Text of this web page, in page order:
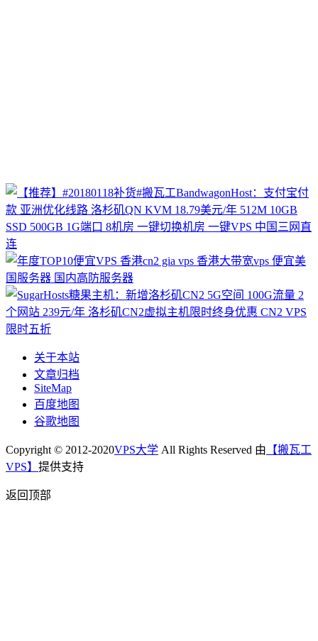
关于本站
文章归档
SiteMap
百度地图
谷歌地图
Copyright © 2012-2020VPS大学 All Rights Reserved 由 【搬瓦工
VPS】 提供支持
返回顶部